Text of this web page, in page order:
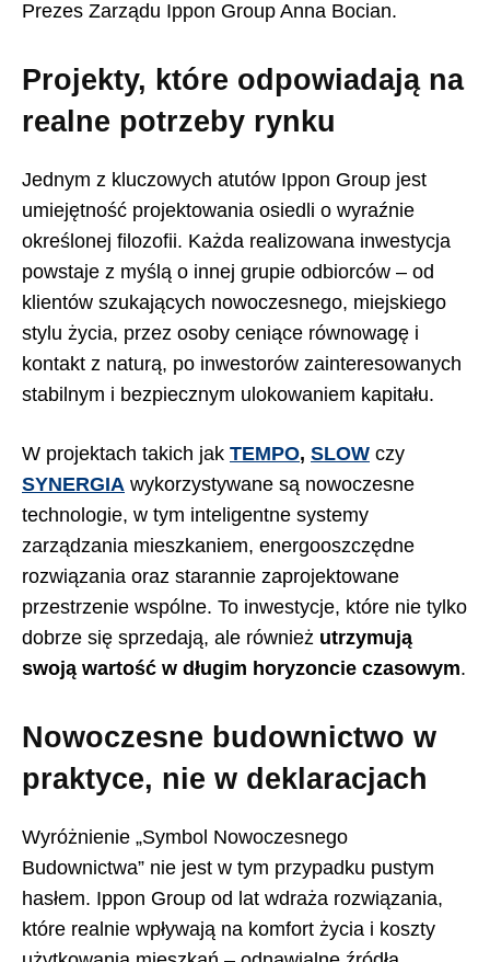
Prezes Zarządu Ippon Group Anna Bocian.
Projekty, które odpowiadają na
realne potrzeby rynku
Jednym z kluczowych atutów Ippon Group jest
umiejętność projektowania osiedli o wyraźnie
określonej filozofii. Każda realizowana inwestycja
powstaje z myślą o innej grupie odbiorców – od
klientów szukających nowoczesnego, miejskiego
stylu życia, przez osoby ceniące równowagę i
kontakt z naturą, po inwestorów zainteresowanych
stabilnym i bezpiecznym ulokowaniem kapitału.
W projektach takich jak TEMPO, SLOW czy
SYNERGIA wykorzystywane są nowoczesne
technologie, w tym inteligentne systemy
zarządzania mieszkaniem, energooszczędne
rozwiązania oraz starannie zaprojektowane
przestrzenie wspólne. To inwestycje, które nie tylko
dobrze się sprzedają, ale również utrzymują
swoją wartość w długim horyzoncie czasowym.
Nowoczesne budownictwo w
praktyce, nie w deklaracjach
Wyróżnienie „Symbol Nowoczesnego
Budownictwa” nie jest w tym przypadku pustym
hasłem. Ippon Group od lat wdraża rozwiązania,
które realnie wpływają na komfort życia i koszty